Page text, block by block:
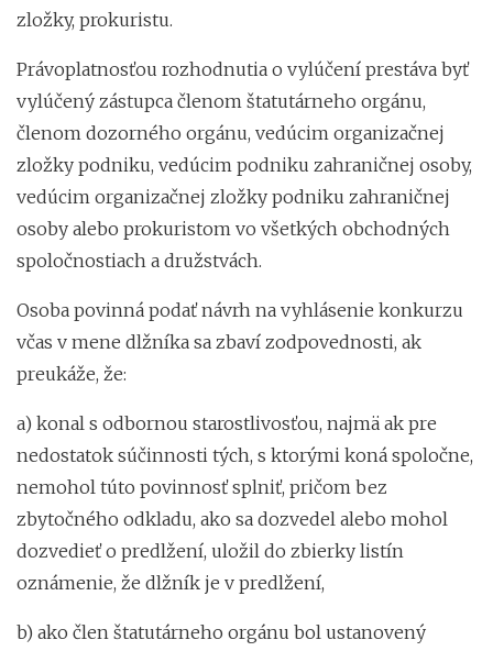
zložky, prokuristu.
Právoplatnosťou rozhodnutia o vylúčení prestáva byť
vylúčený zástupca členom štatutárneho orgánu,
členom dozorného orgánu, vedúcim organizačnej
zložky podniku, vedúcim podniku zahraničnej osoby,
vedúcim organizačnej zložky podniku zahraničnej
osoby alebo prokuristom vo všetkých obchodných
spoločnostiach a družstvách.
Osoba povinná podať návrh na vyhlásenie konkurzu
včas v mene dlžníka sa zbaví zodpovednosti, ak
preukáže, že:
a) konal s odbornou starostlivosťou, najmä ak pre
nedostatok súčinnosti tých, s ktorými koná spoločne,
nemohol túto povinnosť splniť, pričom bez
zbytočného odkladu, ako sa dozvedel alebo mohol
dozvedieť o predlžení, uložil do zbierky listín
oznámenie, že dlžník je v predlžení,
b) ako člen štatutárneho orgánu bol ustanovený